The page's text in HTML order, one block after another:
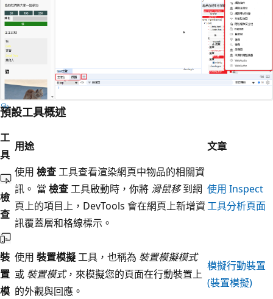
預設工具概述
工
具
用途 文章
檢
查
使用 檢查工具查看渲染網頁中物品的相關資
訊。 當 檢查工具啟動時，你將 滑鼠移到網
頁上的項目上，DevTools 會在網頁上新增資
訊覆蓋層和格線標示。
使用 Inspect
工具分析頁面
裝
置
模
使用 裝置模擬工具，也稱為 裝置模擬模式
或 裝置模式，來模擬您的頁面在行動裝置上
的外觀與回應。
模擬行動裝置
(裝置模擬)